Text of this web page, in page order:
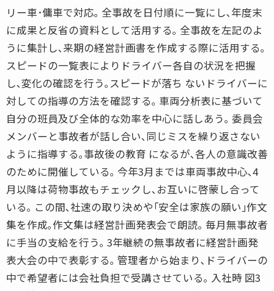
リー車･傭車で対応｡ 全事故を日付順に一覧にし､年度末
に成果と反省の資料として活用する｡ 全事故を左記のよ
うに集計し､来期の経営計画書を作成する際に活用する｡
スピードの一覧表によりドライバー各自の状況を把握
し､変化の確認を行う｡スピードが落ち ないドライバーに
対しての指導の方法を確認する｡ 車両分析表に基づいて
自分の班員及び全体的な効率を中心に話しあう｡ 委員会
メンバーと事故者が話し合い､同じミスを繰り返さない
ように指導する｡事故後の教育 になるが､各人の意識改善
のために開催している｡ 今年3月までは車両事故中心､4
月以降は荷物事故もチェックし､お互いに啓蒙し合って
いる｡ この間､社速の取り決めや｢安全は家族の願い｣作文
集を作成｡作文集は経営計画発表会で朗読｡ 毎月無事故者
に手当の支給を行う｡ 3年継続の無事故者に経営計画発
表大会の中で表彰する｡ 管理者から始まり､ドライバーの
中で希望者には会社負担で受講させている｡ 入社時 図3